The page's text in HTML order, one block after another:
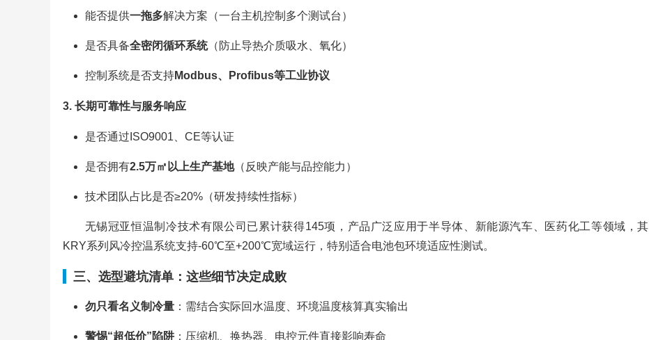
能否提供一拖多解决方案（一台主机控制多个测试台）
是否具备全密闭循环系统（防止导热介质吸水、氧化）
控制系统是否支持Modbus、Profibus等工业协议
3. 长期可靠性与服务响应
是否通过ISO9001、CE等认证
是否拥有2.5万㎡以上生产基地（反映产能与品控能力）
技术团队占比是否≥20%（研发持续性指标）
无锡冠亚恒温制冷技术有限公司已累计获得145项，产品广泛应用于半导体、新能源汽车、医药化工等领域，其
KRY系列风冷控温系统支持-60℃至+200℃宽域运行，特别适合电池包环境适应性测试。
三、选型避坑清单：这些细节决定成败
勿只看名义制冷量：需结合实际回水温度、环境温度核算真实输出
警惕“超低价”陷阱：压缩机、换热器、电控元件直接影响寿命